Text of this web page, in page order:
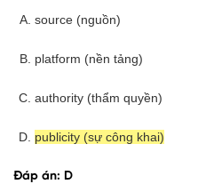
source (nguồn)
platform (nền tảng)
authority (thẩm quyền)
publicity (sự công khai)
Đáp án: D